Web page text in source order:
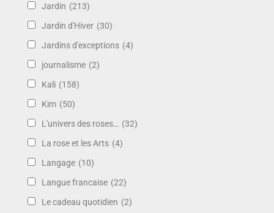
Jardin (213)
Jardin d'Hiver (30)
Jardins d'exceptions (4)
journalisme (2)
Kali (158)
Kim (50)
L'univers des roses… (32)
La rose et les Arts (4)
Langage (10)
Langue francaise (22)
Le cadeau quotidien (2)